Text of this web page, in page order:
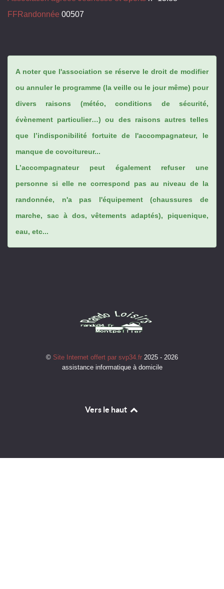
FFRandonnée 00507
A noter que l'association se réserve le droit de modifier
ou annuler le programme (la veille ou le jour même) pour
divers raisons (météo, conditions de sécurité,
évènement particulier…) ou des raisons autres telles
que l’indisponibilité fortuite de l'accompagnateur, le
manque de covoitureur...
L’accompagnateur peut également refuser une
personne si elle ne correspond pas au niveau de la
randonnée, n'a pas l'équipement (chaussures de
marche, sac à dos, vêtements adaptés), piquenique,
eau, etc...
© Site Internet offert par svp34.fr 2025 - 2026
assistance informatique à domicile
Vers le haut